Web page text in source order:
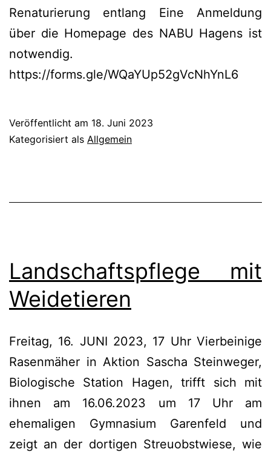
Renaturierung entlang Eine Anmeldung
über die Homepage des NABU Hagens ist
notwendig.
https://forms.gle/WQaYUp52gVcNhYnL6
Veröffentlicht am 18. Juni 2023
Kategorisiert als Allgemein
Landschaftspflege mit
Weidetieren
Freitag, 16. JUNI 2023, 17 Uhr Vierbeinige
Rasenmäher in Aktion Sascha Steinweger,
Biologische Station Hagen, trifft sich mit
ihnen am 16.06.2023 um 17 Uhr am
ehemaligen Gymnasium Garenfeld und
zeigt an der dortigen Streuobstwiese, wie